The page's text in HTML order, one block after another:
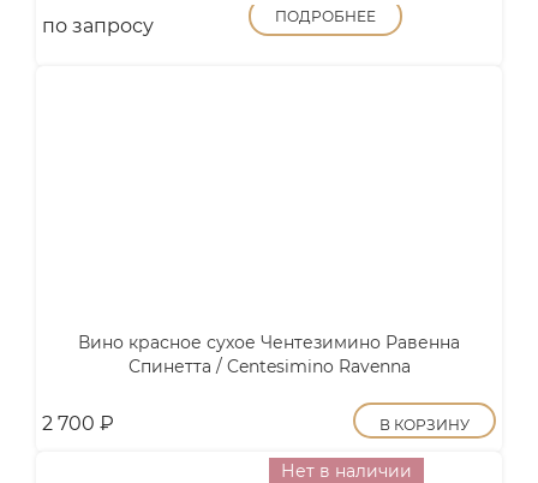
по запросу ПОДРОБНЕЕ
Вино красное сухое Чентезимино Равенна
Спинетта / Centesimino Ravenna
2 700 ₽ В КОРЗИНУ
Нет в наличии